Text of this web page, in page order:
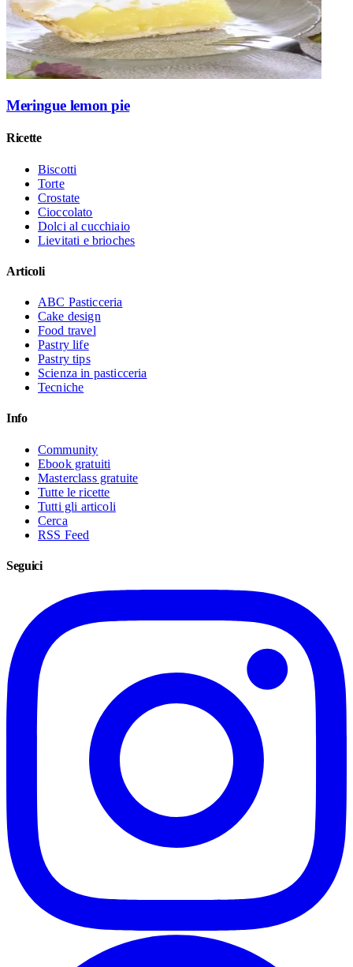
Meringue lemon pie
Ricette
Biscotti
Torte
Crostate
Cioccolato
Dolci al cucchiaio
Lievitati e brioches
Articoli
ABC Pasticceria
Cake design
Food travel
Pastry life
Pastry tips
Scienza in pasticceria
Tecniche
Info
Community
Ebook gratuiti
Masterclass gratuite
Tutte le ricette
Tutti gli articoli
Cerca
RSS Feed
Seguici